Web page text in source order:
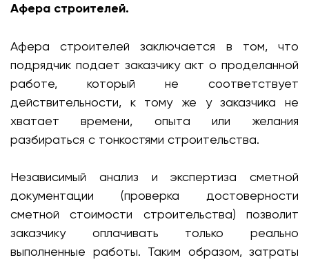
Афера строителей.
Афера строителей заключается в том, что
подрядчик подает заказчику акт о проделанной
работе, который не соответствует
действительности, к тому же у заказчика не
хватает времени, опыта или желания
разбираться с тонкостями строительства.
Независимый анализ и экспертиза сметной
документации (проверка достоверности
сметной стоимости строительства) позволит
заказчику оплачивать только реально
выполненные работы. Таким образом, затраты